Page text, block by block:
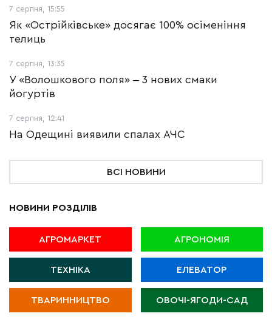
7 серпня, 15:55
Як «Острійківське» досягає 100% осіменіння
телиць
7 серпня, 13:35
У «Волошкового поля» ‒ 3 нових смаки
йогуртів
7 серпня, 12:41
На Одещині виявили спалах АЧС
ВСІ НОВИНИ
НОВИНИ РОЗДІЛІВ
АГРОМАРКЕТ АГРОНОМІЯ
ТЕХНІКА ЕЛЕВАТОР
ТВАРИННИЦТВО ОВОЧІ-ЯГОДИ-САД